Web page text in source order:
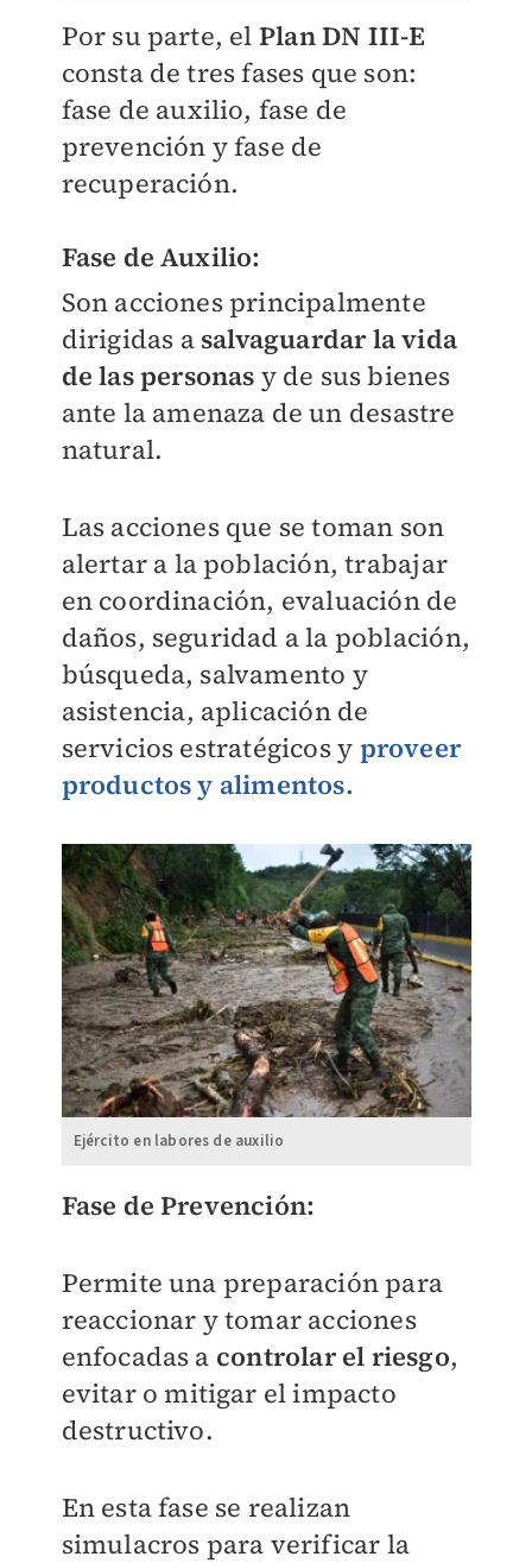
Por su parte, el Plan DN III-E
consta de tres fases que son:
fase de auxilio, fase de
prevención y fase de
recuperación.
Fase de Auxilio:
Son acciones principalmente
dirigidas a salvaguardar la vida
de las personas y de sus bienes
ante la amenaza de un desastre
natural.
Las acciones que se toman son
alertar a la población, trabajar
en coordinación, evaluación de
daños, seguridad a la población,
búsqueda, salvamento y
asistencia, aplicación de
servicios estratégicos y proveer
productos y alimentos.
Ejército en labores de auxilio
Fase de Prevención:
Permite una preparación para
reaccionar y tomar acciones
enfocadas a controlar el riesgo,
evitar o mitigar el impacto
destructivo.
En esta fase se realizan
simulacros para verificar la